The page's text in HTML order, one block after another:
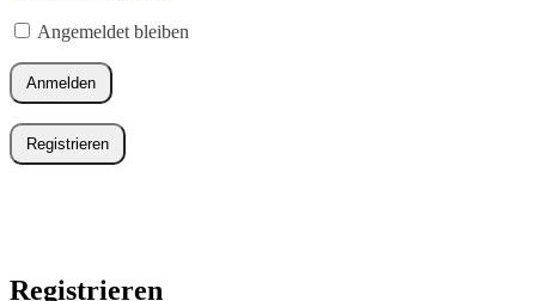
Angemeldet bleiben
Anmelden
Registrieren
Registrieren